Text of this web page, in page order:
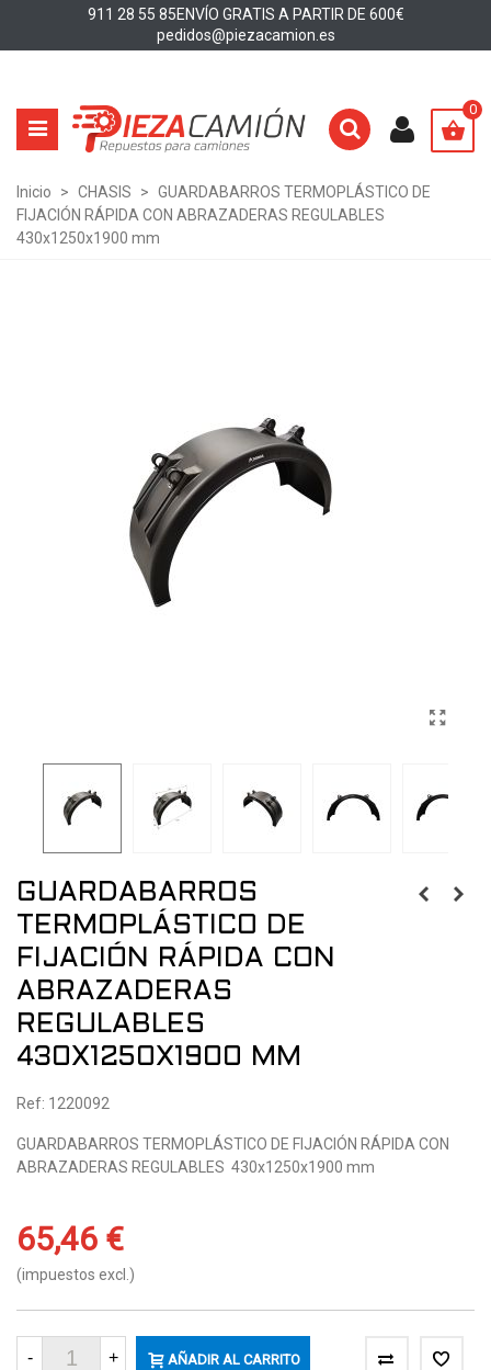
911 28 55 85ENVÍO GRATIS A PARTIR DE 600€
pedidos@piezacamion.es
0
Inicio > CHASIS > GUARDABARROS TERMOPLÁSTICO DE
FIJACIÓN RÁPIDA CON ABRAZADERAS REGULABLES
430x1250x1900 mm
GUARDABARROS
TERMOPLÁSTICO DE
FIJACIÓN RÁPIDA CON
ABRAZADERAS
REGULABLES
430X1250X1900 MM
Ref: 1220092
GUARDABARROS TERMOPLÁSTICO DE FIJACIÓN RÁPIDA CON
ABRAZADERAS REGULABLES 430x1250x1900 mm
65,46 €
(impuestos excl.)
- + AÑADIR AL CARRITO